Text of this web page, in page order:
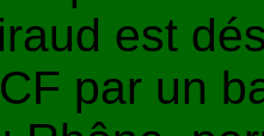
est
par un